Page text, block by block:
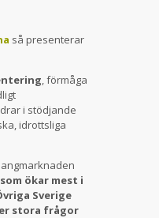
så presenterar
, förmåga
i stödjande
idrottsliga
ökar mest i
Sverige
stora frågor